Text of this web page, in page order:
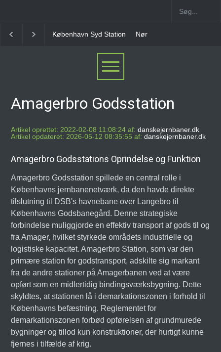
København Syd Station Nørrebro B Station [1886-
Amagerbro Godsstation
Artikel oprettet: 2022-02-08 11:08:24 af: danskejernbaner.dk
Artikel opdateret: 2026-05-12 08:35:55 af: danskejernbaner.dk
Amagerbro Godsstations Oprindelse og Funktion
Amagerbro Godsstation spillede en central rolle i
Københavns jernbanenetværk, da den havde direkte
tilslutning til DSB's havnebane over Langebro til
Københavns Godsbanegård. Denne strategiske
forbindelse muliggjorde en effektiv transport af gods til og
fra Amager, hvilket styrkede områdets industrielle og
logistiske kapacitet. Amagerbro Station, som var den
primære station for godstransport, adskilte sig markant
fra de andre stationer på Amagerbanen ved at være
opført som en midlertidig bindingsværksbygning. Dette
skyldtes, at stationen lå i demarkationszonen i forhold til
Københavns befæstning. Reglementet for
demarkationszonen forbød opførelsen af grundmurede
bygninger og tillod kun konstruktioner, der hurtigt kunne
fjernes i tilfælde af krig.